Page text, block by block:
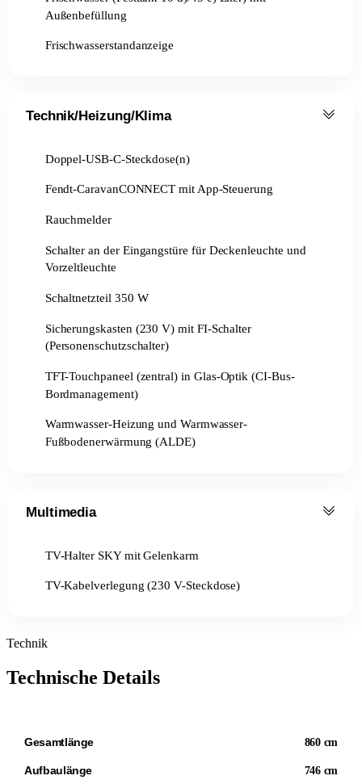
Außenbefüllung
Frischwasserstandanzeige
Technik/Heizung/Klima
Doppel-USB-C-Steckdose(n)
Fendt-CaravanCONNECT mit App-Steuerung
Rauchmelder
Schalter an der Eingangstüre für Deckenleuchte und
Vorzeltleuchte
Schaltnetzteil 350 W
Sicherungskasten (230 V) mit FI-Schalter
(Personenschutzschalter)
TFT-Touchpaneel (zentral) in Glas-Optik (CI-Bus-
Bordmanagement)
Warmwasser-Heizung und Warmwasser-
Fußbodenerwärmung (ALDE)
Multimedia
TV-Halter SKY mit Gelenkarm
TV-Kabelverlegung (230 V-Steckdose)
Technik
Technische Details
Gesamtlänge 860 cm
Aufbaulänge 746 cm